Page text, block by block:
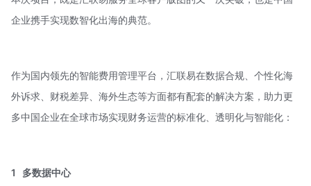
企业携手实现数智化出海的典范。
作为国内领先的智能费用管理平台，汇联易在数据合规、个性化海
外诉求、财税差异、海外生态等方面都有配套的解决方案，助力更
多中国企业在全球市场实现财务运营的标准化、透明化与智能化：
1 多数据中心